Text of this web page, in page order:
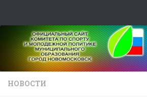
НОВОСТИ